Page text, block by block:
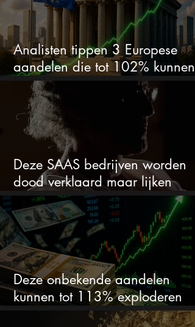
Analisten tippen 3 Europese
aandelen die tot 102% kunnen
stijgen
Deze SAAS bedrijven worden
dood verklaard maar lijken
springlevend
Deze onbekende aandelen
kunnen tot 113% exploderen
(één springt eruit)